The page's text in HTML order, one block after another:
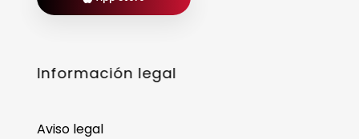
Información legal
Aviso legal